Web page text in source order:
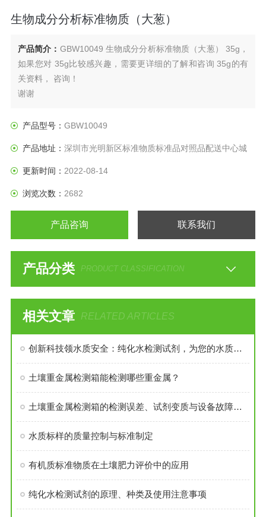
生物成分分析标准物质（大葱）
产品简介： GBW10049 生物成分分析标准物质（大葱） 35g，
如果您对 35g比较感兴趣，需要更详细的了解和咨询 35g的有
关资料， 咨询！
谢谢
产品型号： GBW10049
产品地址： 深圳市光明新区标准物质标准品对照品配送中心城
更新时间： 2022-08-14
浏览次数： 2682
产品咨询 联系我们
产品分类 PRODUCT CLASSIFICATION
相关文章 RELATED ARTICLES
创新科技领水质安全：纯化水检测试剂，为您的水质把关到底
土壤重金属检测箱能检测哪些重金属？
土壤重金属检测箱的检测误差、试剂变质与设备故障解决方案
水质标样的质量控制与标准制定
有机质标准物质在土壤肥力评价中的应用
纯化水检测试剂的原理、种类及使用注意事项